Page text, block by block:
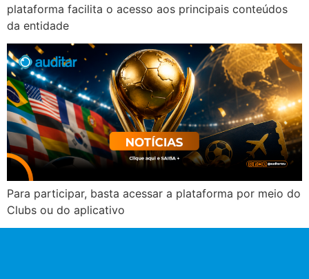
plataforma facilita o acesso aos principais conteúdos
da entidade
Para participar, basta acessar a plataforma por meio do
Clubs ou do aplicativo